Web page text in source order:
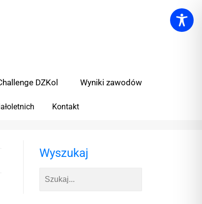
DZKol Wyniki zawodów
Kontakt
Wyszukaj